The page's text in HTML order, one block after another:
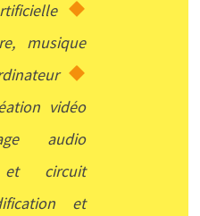
musique
vidéo
audio
et circuit
et